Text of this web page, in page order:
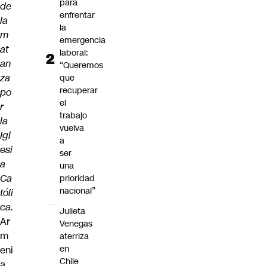
de
la
m
at
an
za
po
r
la
Igl
esi
a
Ca
tóli
ca.
Ar
m
eni
para
enfrentar
la
emergencia
laboral:
“Queremos
que
recuperar
el
trabajo
vuelva
a
ser
una
prioridad
nacional”
Julieta
Venegas
aterriza
en
Chile